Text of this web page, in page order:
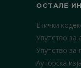
ОСТАЛЕ
Етички
Упутство за
Упутство
Ауторска